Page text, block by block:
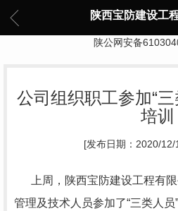
陕西宝防建设工
陕公网安备
公司组织职工参加“
培训
[发布日期：2020/
上周，陕西宝防建设工程有
管理及技术人员参加了“三类人